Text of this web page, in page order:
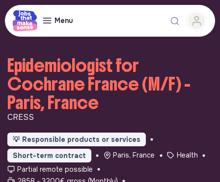
Menu
Epidemiologist for
Cochrane France (M/F) -
Paris, France
CRESS
💡 Responsible products or services
Short-term contract
Paris, France
Health
Partial remote possible